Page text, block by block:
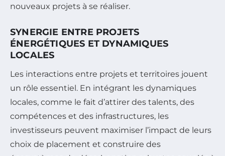
nouveaux projets à se réaliser.
SYNERGIE ENTRE PROJETS
ÉNERGÉTIQUES ET DYNAMIQUES
LOCALES
Les interactions entre projets et territoires jouent
un rôle essentiel. En intégrant les dynamiques
locales, comme le fait d’attirer des talents, des
compétences et des infrastructures, les
investisseurs peuvent maximiser l’impact de leurs
choix de placement et construire des